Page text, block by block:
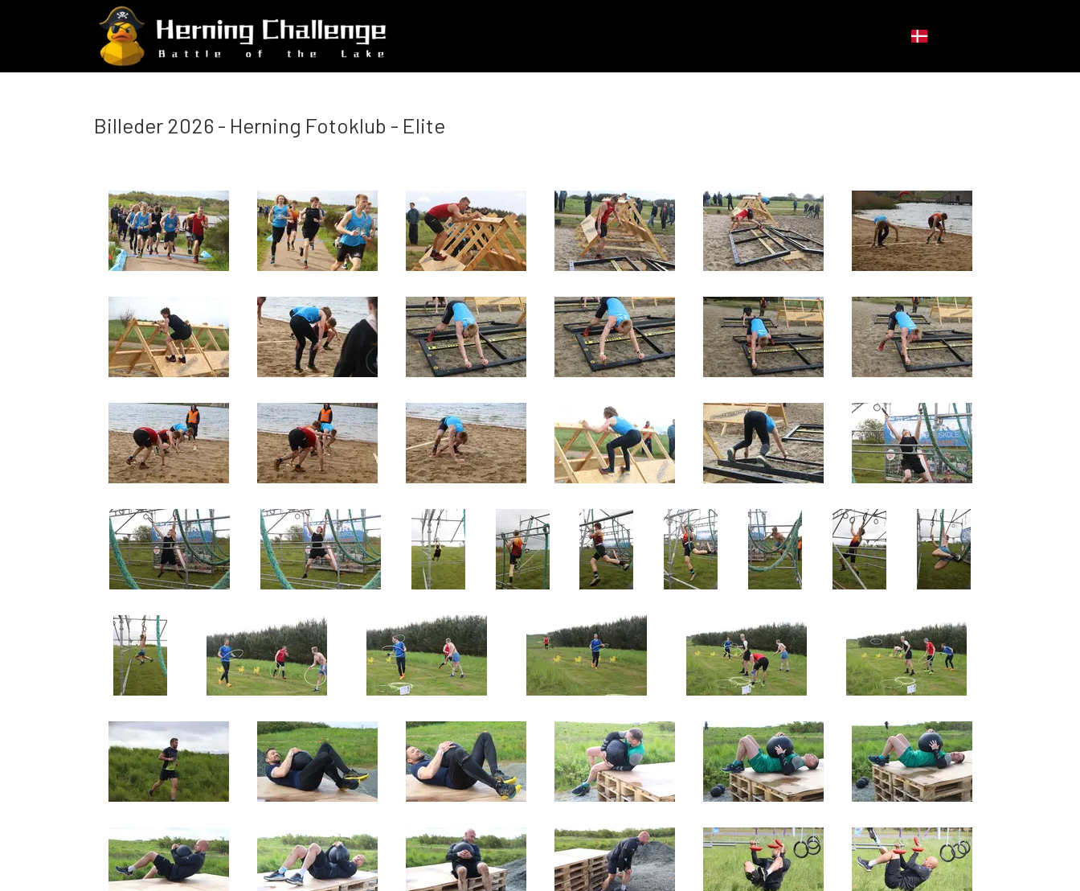
Billeder 2026 - Herning Fotoklub - Elite